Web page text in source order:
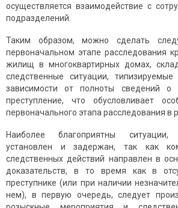
осуществляется взаимодействие с
подразделений.
Таким образом, можно сделать
первоначальном этапе расследования
жилищ в многоквартирных домах,
следственные ситуации,
зависимости от полноты сведений о
преступление, что обусловливает
первоначального этапа расследования в
Наиболее благоприятны ситуации,
установлен и задержан, так как
следственных действий направлен в
доказательств, в то время как в
преступнике (или при наличии
нем), в первую очередь, следует